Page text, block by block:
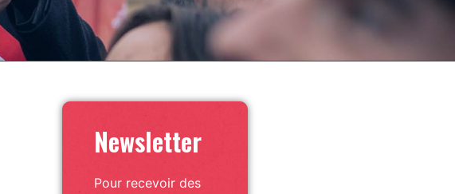
Newsletter
Pour recevoir des